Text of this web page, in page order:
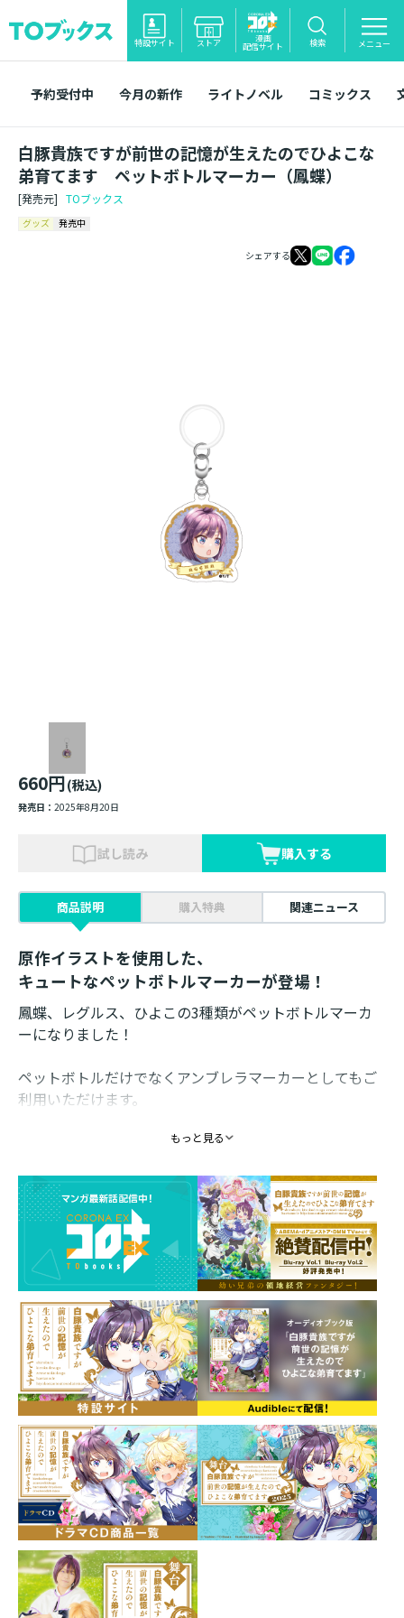
特設サイト ストア 漫画
配信サイト 検索 メニュー
予約受付中 今月の新作 ライトノベル コミックス
白豚貴族ですが前世の記憶が生えたのでひよこな
弟育てます ペットボトルマーカー（鳳蝶）
[発売元] TOブックス
グッズ 発売中
シェアする
660円(税込)
発売日： 2025年8月20日
試し読み 購入する
商品説明 購入特典 関連ニュース
原作イラストを使用した、
キュートなペットボトルマーカーが登場！
鳳蝶、レグルス、ひよこの3種類がペットボトルマーカ
ーになりました！
ペットボトルだけでなくアンブレラマーカーとしてもご
利用いただけます。
つけてもかわいいアイテムです！
素材：アクリル、シリコーン
サイズ：40mm×40mm以内
イラスト：keepout
発売元：TOブックス
もっと見る